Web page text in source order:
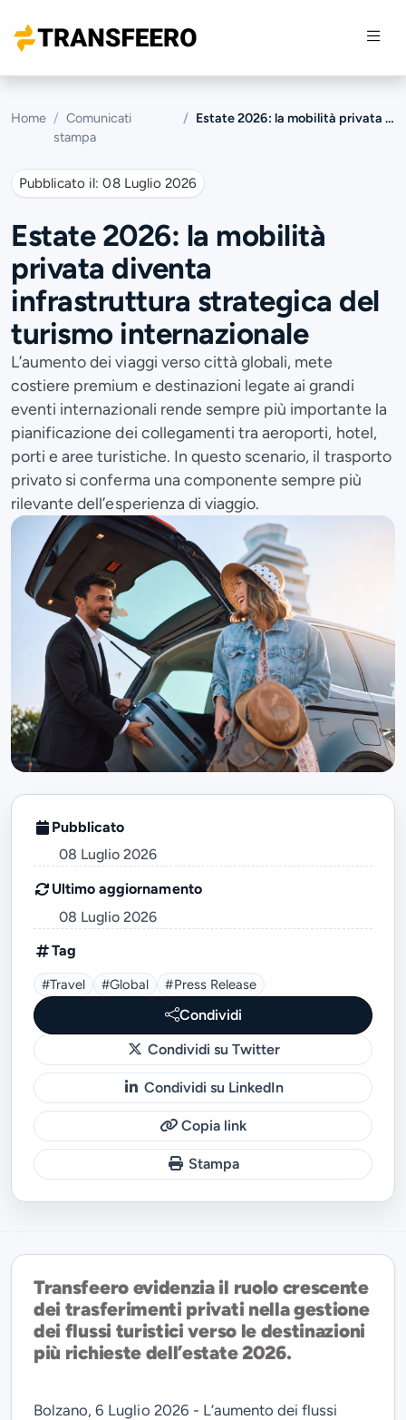
Home
Comunicati
stampa
Estate 2026: la mobilità privata diventa infrastruttura strategica del turismo internazionale
Pubblicato il:08 Luglio 2026
Estate 2026: la mobilità
privata diventa
infrastruttura strategica del
turismo internazionale
L’aumento dei viaggi verso città globali, mete
costiere premium e destinazioni legate ai grandi
eventi internazionali rende sempre più importante la
pianificazione dei collegamenti tra aeroporti, hotel,
porti e aree turistiche. In questo scenario, il trasporto
privato si conferma una componente sempre più
rilevante dell’esperienza di viaggio.
Pubblicato
08 Luglio 2026
Ultimo aggiornamento
08 Luglio 2026
Tag
#travel #global #press Release
Condividi
Condividi su Twitter
Condividi su LinkedIn
Copia link
Stampa
Transfeero evidenzia il ruolo crescente
dei trasferimenti privati nella gestione
dei flussi turistici verso le destinazioni
più richieste dell’estate 2026.
Bolzano, 6 Luglio 2026 - L’aumento dei flussi